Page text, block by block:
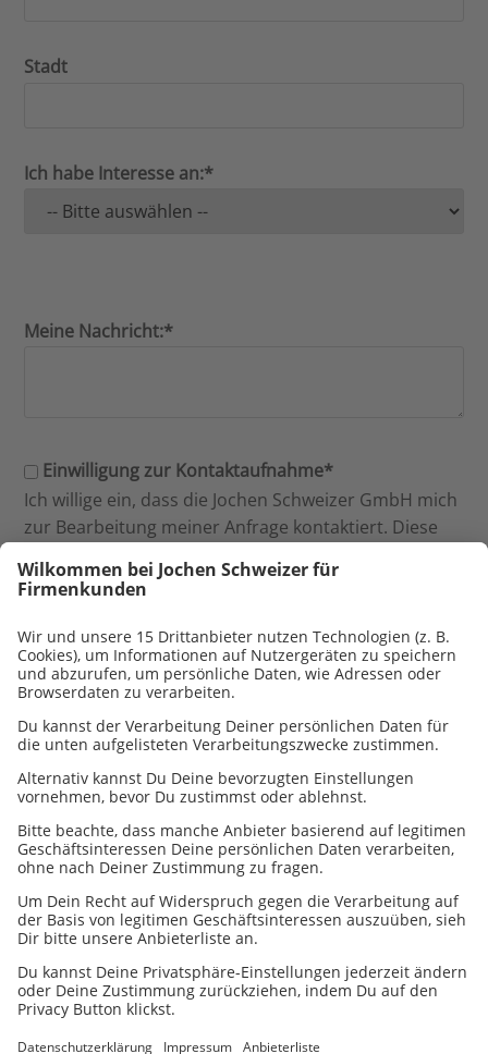
Stadt
Ich habe Interesse an:*
Meine Nachricht:*
Einwilligung zur Kontaktaufnahme*
Ich willige ein, dass die Jochen Schweizer GmbH mich
zur Bearbeitung meiner Anfrage kontaktiert. Diese
b2b@jochen-schweizer.dewiderrufen werden. Die
gemäß unserer Datenschutzbestimmungen
Firmenkunden-Hotline
Wir sind gerne für unsere Firmenkunden telefonisch
da:089 / 60 60 89 700.
Sie erreichen uns Montag-Freitag zwischen 9 Uhr und
17 Uhr.
Alternativ können Sie uns auch gerne eine Nachricht
per E-Mail hinterlassen, wir melden uns zeitnah bei